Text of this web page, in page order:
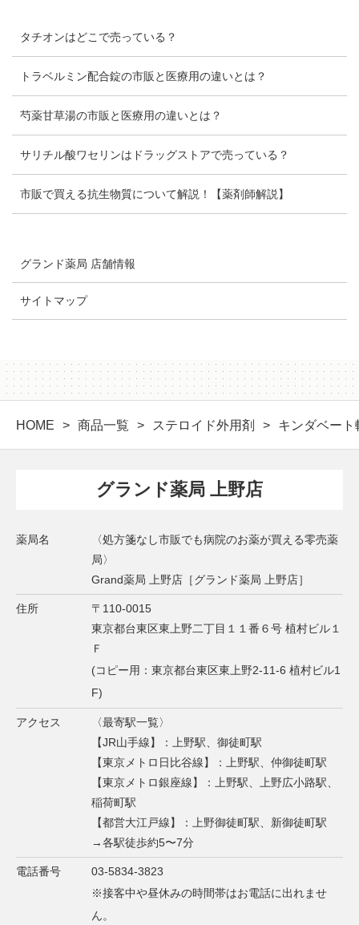
HOME 商品一覧 ステロイド外用剤 キンダベート
タチオンはどこで売っている？
トラベルミン配合錠の市販と医療用の違いとは？
芍薬甘草湯の市販と医療用の違いとは？
サリチル酸ワセリンはドラッグストアで売っている？
市販で買える抗生物質について解説！【薬剤師解説】
グランド薬局 店舗情報
サイトマップ
グランド薬局 上野店
薬局名
〈処方箋なし市販でも病院のお薬が買える零売薬
局〉
Grand薬局 上野店［グランド薬局 上野店］
住所
〒110-0015
東京都台東区東上野二丁目１１番６号 植村ビル１
Ｆ
(コピー用：東京都台東区東上野2-11-6 植村ビル1
F)
アクセス
〈最寄駅一覧〉
【JR山手線】：上野駅、御徒町駅
【東京メトロ日比谷線】：上野駅、仲御徒町駅
【東京メトロ銀座線】：上野駅、上野広小路駅、
稲荷町駅
【都営大江戸線】：上野御徒町駅、新御徒町駅
→各駅徒歩約5〜7分
電話番号
03-5834-3823
※接客中や昼休みの時間帯はお電話に出れませ
ん。